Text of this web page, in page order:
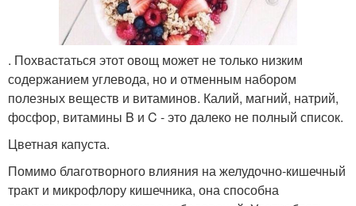
. Похвастаться этот овощ может не только низким
содержанием углевода, но и отменным набором
полезных веществ и витаминов. Калий, магний, натрий,
фосфор, витамины B и C - это далеко не полный список.
Цветная капуста.
Помимо благотворного влияния на желудочно-кишечный
тракт и микрофлору кишечника, она способна